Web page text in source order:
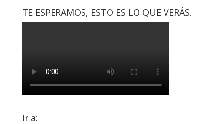
TE ESPERAMOS, ESTO ES LO QUE VERÁS.
Ir a: